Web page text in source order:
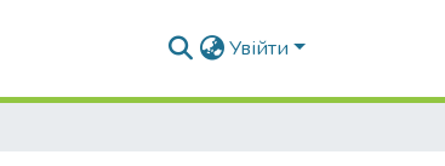
Увійти